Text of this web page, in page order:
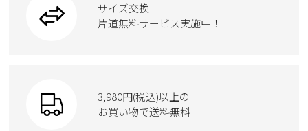
サイズ交換
片道無料サービス実施中！
3,980円(税込)以上の
お買い物で送料無料